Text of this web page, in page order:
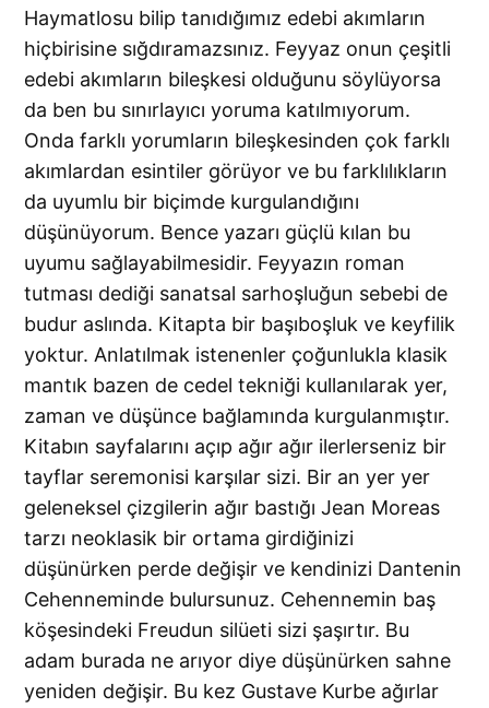
Haymatlosu bilip tanıdığımız edebi akımların
hiçbirisine sığdıramazsınız. Feyyaz onun çeşitli
edebi akımların bileşkesi olduğunu söylüyorsa
da ben bu sınırlayıcı yoruma katılmıyorum.
Onda farklı yorumların bileşkesinden çok farklı
akımlardan esintiler görüyor ve bu farklılıkların
da uyumlu bir biçimde kurgulandığını
düşünüyorum. Bence yazarı güçlü kılan bu
uyumu sağlayabilmesidir. Feyyazın roman
tutması dediği sanatsal sarhoşluğun sebebi de
budur aslında. Kitapta bir başıboşluk ve keyfilik
yoktur. Anlatılmak istenenler çoğunlukla klasik
mantık bazen de cedel tekniği kullanılarak yer,
zaman ve düşünce bağlamında kurgulanmıştır.
Kitabın sayfalarını açıp ağır ağır ilerlerseniz bir
tayflar seremonisi karşılar sizi. Bir an yer yer
geleneksel çizgilerin ağır bastığı Jean Moreas
tarzı neoklasik bir ortama girdiğinizi
düşünürken perde değişir ve kendinizi Dantenin
Cehenneminde bulursunuz. Cehennemin baş
köşesindeki Freudun silüeti sizi şaşırtır. Bu
adam burada ne arıyor diye düşünürken sahne
yeniden değişir. Bu kez Gustave Kurbe ağırlar